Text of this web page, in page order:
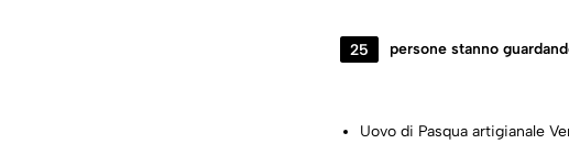
25 persone stanno
Uovo di Pasqua artigianale